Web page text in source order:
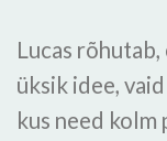
Lucas
üksik idee,
kus need